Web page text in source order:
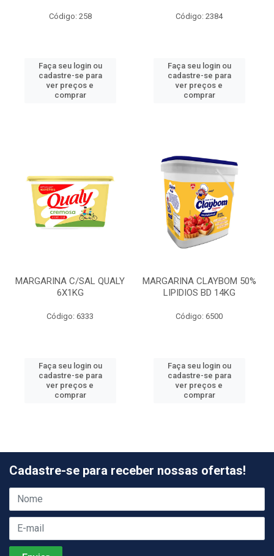
Código: 258
Faça seu login ou
cadastre-se para
ver preços e
comprar
Código: 2384
Faça seu login ou
cadastre-se para
ver preços e
comprar
MARGARINA C/SAL QUALY
6X1KG
Código: 6333
Faça seu login ou
cadastre-se para
ver preços e
comprar
MARGARINA CLAYBOM 50%
LIPIDIOS BD 14KG
Código: 6500
Faça seu login ou
cadastre-se para
ver preços e
comprar
Cadastre-se para receber nossas ofertas!